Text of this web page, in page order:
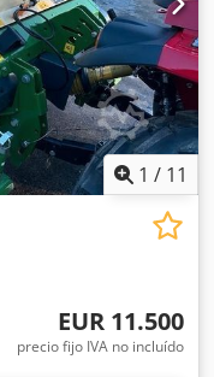
1 / 11
EUR 11.500
precio fijo IVA no incluído